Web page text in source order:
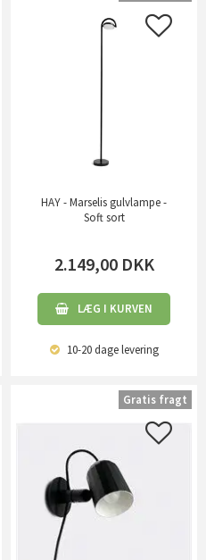
HAY - Marselis gulvlampe -
Soft sort
2.149,00 DKK
LÆG I KURVEN
10-20 dagelevering
Gratis fragt